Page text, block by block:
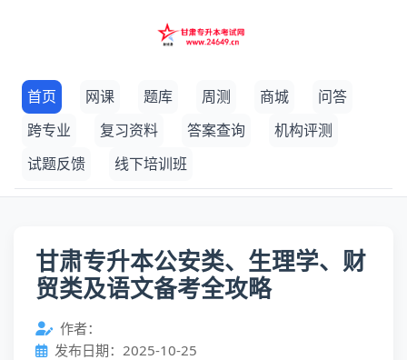
首页 网课 题库 周测 商城
问答
跨专业
复习资料 答案查询
机构评测
试题反馈
线下培训班
甘肃专升本公安类、生理学、财
贸类及语文备考全攻略
作者：
发布日期：2025-10-25